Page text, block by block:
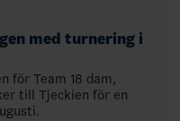
med turnering i
för Team 18 dam,
till Tjeckien för en